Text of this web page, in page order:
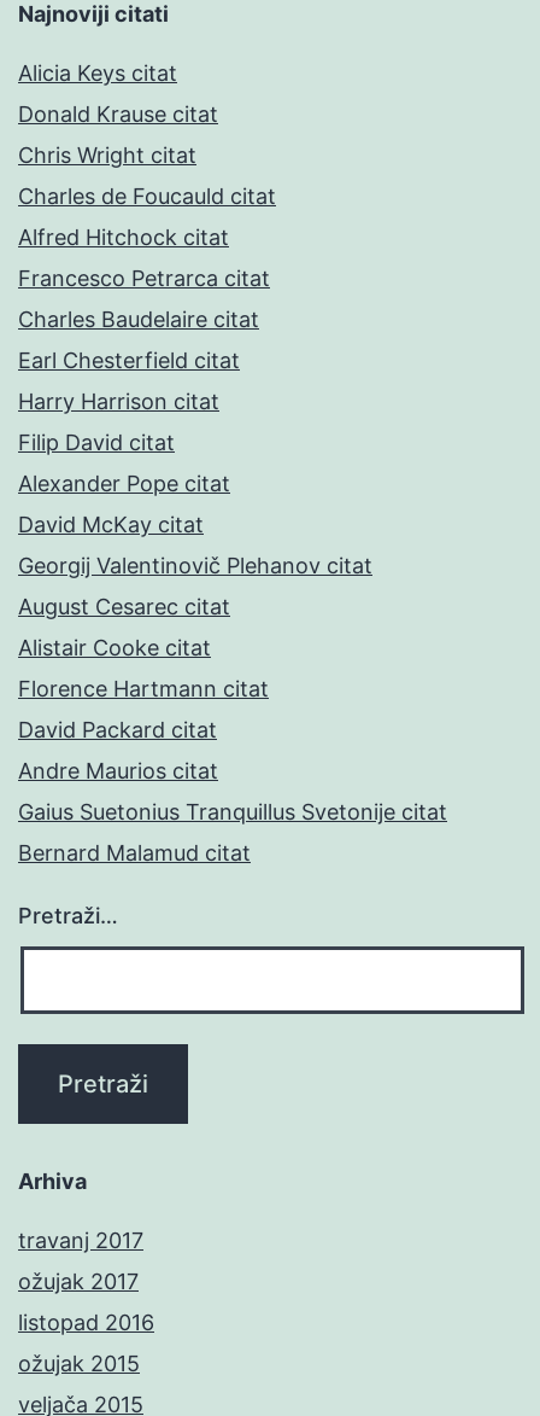
Najnoviji citati
Alicia Keys citat
Donald Krause citat
Chris Wright citat
Charles de Foucauld citat
Alfred Hitchock citat
Francesco Petrarca citat
Charles Baudelaire citat
Earl Chesterfield citat
Harry Harrison citat
Filip David citat
Alexander Pope citat
David McKay citat
Georgij Valentinovič Plehanov citat
August Cesarec citat
Alistair Cooke citat
Florence Hartmann citat
David Packard citat
Andre Maurios citat
Gaius Suetonius Tranquillus Svetonije citat
Bernard Malamud citat
Pretraži…
Arhiva
travanj 2017
ožujak 2017
listopad 2016
ožujak 2015
veljača 2015